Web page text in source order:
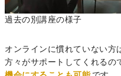
過去の別講座の様子
オンラインに慣れていない方
方々がサポートしてくれるの